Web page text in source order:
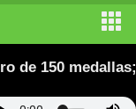
150 medallas;